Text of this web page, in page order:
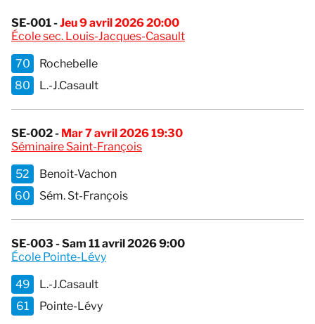
SE-001 -Jeu 9 avril 2026 20:00
École sec. Louis-Jacques-Casault
70
Rochebelle
80
L.-J.Casault
SE-002 - Mar 7 avril 2026 19:30
Séminaire Saint-François
52
Benoit-Vachon
60
Sém. St-François
SE-003 - Sam 11 avril 2026 9:00
École Pointe-Lévy
49
L.-J.Casault
61
Pointe-Lévy